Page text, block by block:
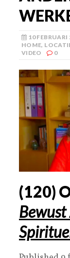
10 FEBRUARI
HOME,
VIDEO
0
(120)